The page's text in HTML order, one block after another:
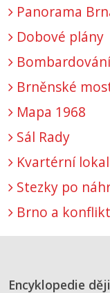
Panorama
Dobové plány
Brněnské
Mapa 1968
Sál Rady
Kvartérní
Stezky po
Brno a
Encyklopedie